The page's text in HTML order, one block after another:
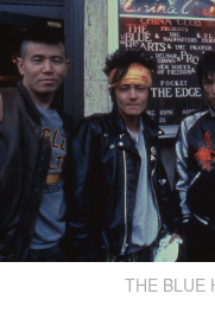
THE BLUE